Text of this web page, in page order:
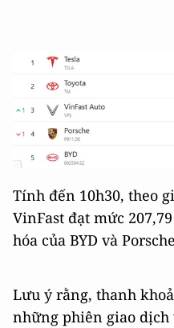
Tính đến 10h30, theo
VinFast đạt mức
hóa của BYD và
Lưu ý rằng, thanh
những phiên giao dịch